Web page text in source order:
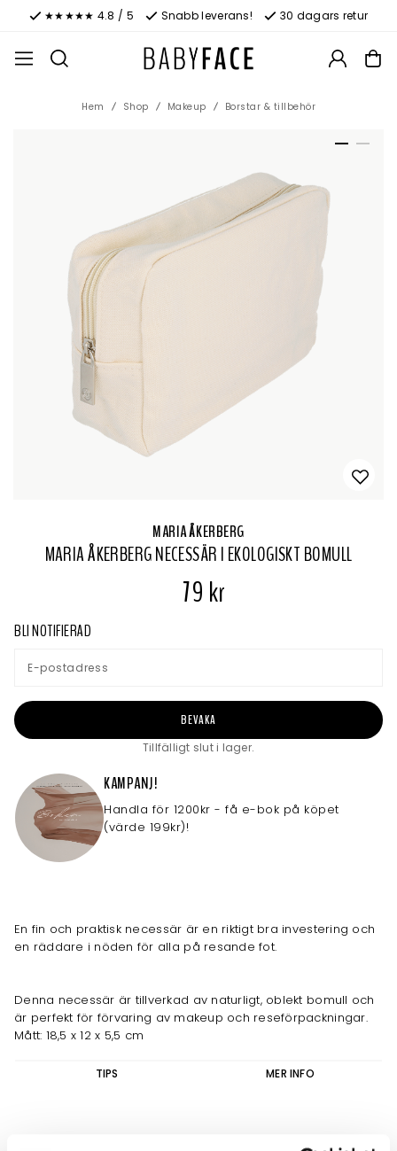
★★★★★ 4.8 / 5 Snabb leverans! 30 dagars retur
Hem Shop Makeup Borstar & tillbehör
MARIA ÅKERBERG
MARIA ÅKERBERG NECESSÄR I EKOLOGISKT BOMULL
79 kr
BLI NOTIFIERAD
BEVAKA
Tillfälligt slut i lager.
KAMPANJ!
Handla för 1200kr - få e-bok på köpet
(värde 199kr)!
En fin och praktisk necessär är en riktigt bra investering och
en räddare i nöden för alla på resande fot.
Denna necessär är tillverkad av naturligt, oblekt bomull och
är perfekt för förvaring av makeup och reseförpackningar.
Mått: 18,5 x 12 x 5,5 cm
TIPS MER INFO